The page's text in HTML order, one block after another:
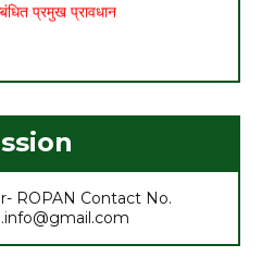
(मार्च)
ROPAN Contact No.